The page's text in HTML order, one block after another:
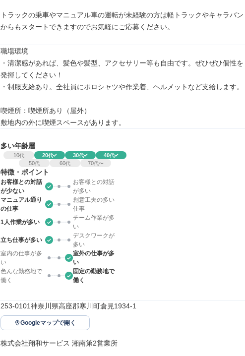
トラックの乗車やマニュアル車の運転が未経験の方は軽トラックやキャラバン
からもスタートできますのでお気軽にご応募ください。
職場環境
・清潔感があれば、髪色や髪型、アクセサリー等も自由です。ぜひぜひ個性を
発揮してください！
・制服支給あり。全社員にポロシャツや作業着、ヘルメットなど支給します。
喫煙所：喫煙所あり（屋外）
敷地内の外に喫煙スペースがあります。
多い年齢層
10代 20代 30代 40代
50代 60代 70代〜
特徴・ポイント
お客様との対話
が少ない
お客様との対話
が多い
マニュアル通り
の仕事
創意工夫の多い
仕事
1人作業が多い
チーム作業が多
い
立ち仕事が多い
デスクワークが
多い
室内の仕事が多
い
室外の仕事が多
い
色んな勤務地で
働く
固定の勤務地で
働く
253-0101神奈川県高座郡寒川町倉見1934-1
Googleマップで開く
株式会社翔和サービス 湘南第2営業所